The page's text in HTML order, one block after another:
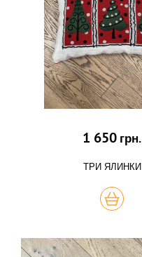
1 650 грн.
ТРИ ЯЛИНКИ
КУПИТЬ